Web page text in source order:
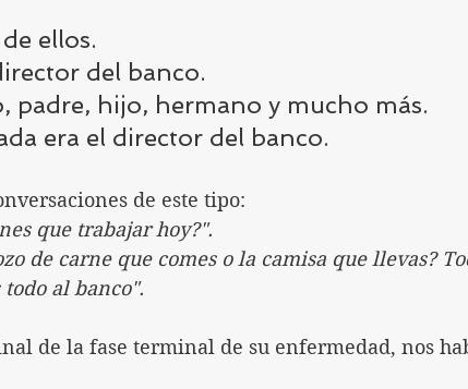
ellos.
del banco.
padre, hijo, hermano y mucho más.
era el director del banco.
de este tipo:
que trabajar hoy?".
de carne que comes o la camisa que llevas?
todo al banco".
de la fase terminal de su enfermedad, nos